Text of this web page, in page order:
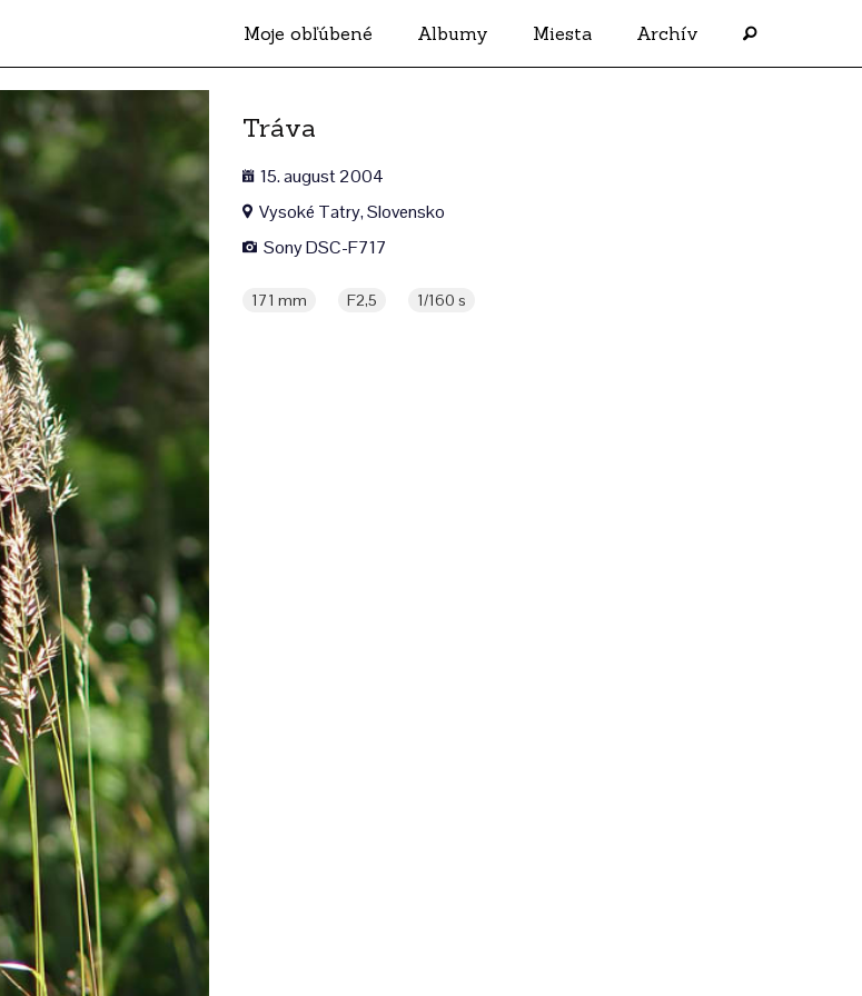
Moje obľúbené Albumy Miesta Archív
Tráva
15. august 2004
Vysoké Tatry, Slovensko
Sony DSC-F717
171 mm F2,5 1/160 s